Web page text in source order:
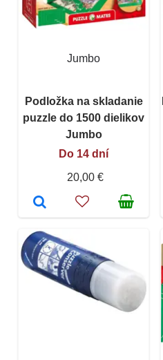
Jumbo
Podložka na skladanie
puzzle do 1500 dielikov
Jumbo
Do 14 dní
20,00 €